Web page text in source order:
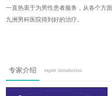
一直热衷于为男性患者服务，从各个方
九洲男科医院得到好的治疗。
专家介绍 expert introduction